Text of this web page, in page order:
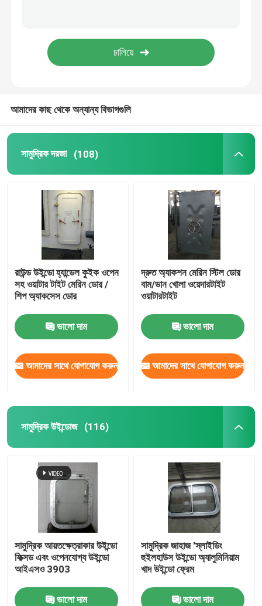
মেটাল প্রসেসিং যন্ত্রপাতি অংশ
সামুদ্রিক বোর্ডিং নেতৃত্বদানকারী
রাবার ট্র্যাক
আমাদের কাছ থেকে অন্যান্য বিভাগগুলি
সামুদ্রিক দরজা (108)
রাউন্ড উইন্ডো হ্যান্ডেল কুইক ওপেন
সহ ওয়াটার টাইট মেরিন ডোর /
শিপ অ্যাকসেস ডোর
ভালো দাম
আমাদের সাথে যোগাযোগ করুন
দ্রুত অ্যাকশন মেরিন স্টিল ডোর
বাম/ডান খোলা ওয়েদারটাইট
ওয়াটারটাইট
ভালো দাম
আমাদের সাথে যোগাযোগ করুন
সামুদ্রিক উইন্ডোজ (116)
সামুদ্রিক আয়তক্ষেত্রাকার উইন্ডো
ফিক্সড এবং ওপেনযোগ্য উইন্ডো
আইএসও 3903
ভালো দাম
সামুদ্রিক জাহাজ 'স্লাইডিং
হুইলহাউস উইন্ডো অ্যালুমিনিয়াম
খাদ উইন্ডো ফ্রেম
ভালো দাম